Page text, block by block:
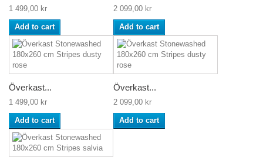
1 499,00 kr
Add to cart
2 099,00 kr
Add to cart
Överkast...
1 499,00 kr
Add to cart
Överkast...
2 099,00 kr
Add to cart